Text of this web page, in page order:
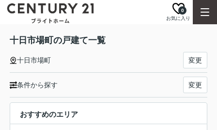
お気に入り
0
十日市場町の戸建て一覧
十日市場町 変更
条件から探す 変更
おすすめのエリア